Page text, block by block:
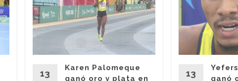
13
Karen Palomeque
ganó oro y plata en
13
ganó